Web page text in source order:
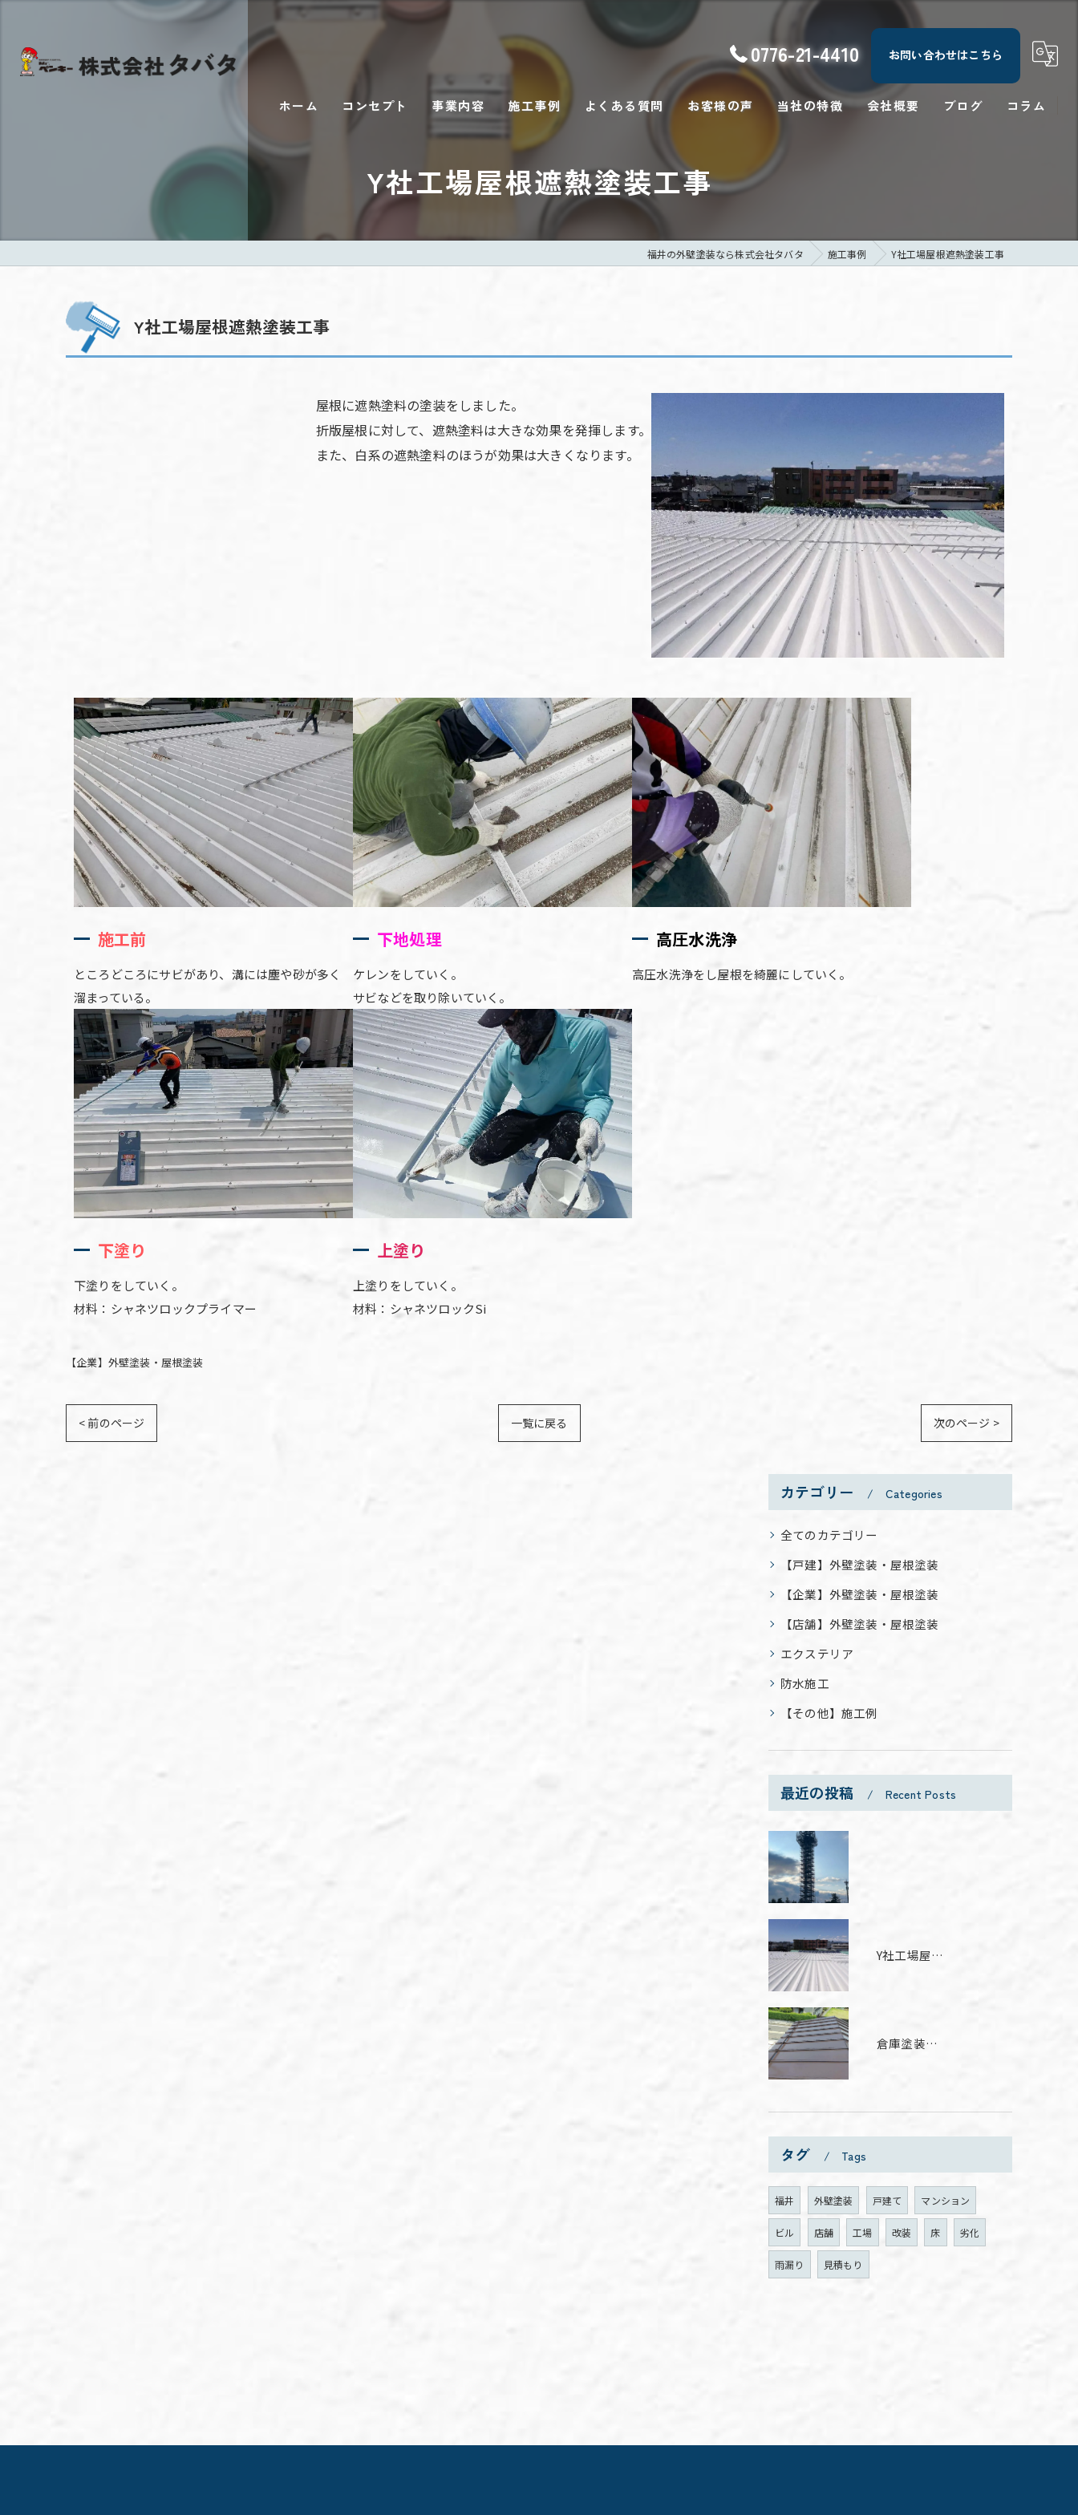
0776-21-4410 お問い合わせはこちら
ホーム コンセプト 事業内容 施工事例 よくある質問 お客様の声 当社の特徴
修繕
会社概要 ブログ コラム
Y社工場屋根遮熱塗装工事
福井の外壁塗装なら株式会社タバタ 施工事例 Y社工場屋根遮熱塗装工事
Y社工場屋根遮熱塗装工事
屋根に遮熱塗料の塗装をしました。
折版屋根に対して、遮熱塗料は大きな効果を発揮します。
また、白系の遮熱塗料のほうが効果は大きくなります。
施工前
ところどころにサビがあり、溝には塵や砂が多く
溜まっている。
下地処理
ケレンをしていく。
サビなどを取り除いていく。
高圧水洗浄
高圧水洗浄をし屋根を綺麗にしていく。
下塗り
下塗りをしていく。
材料：シャネツロックプライマー
上塗り
上塗りをしていく。
材料：シャネツロックSi
【企業】外壁塗装・屋根塗装
< 前のページ 一覧に戻る 次のページ >
カテゴリー Categories
全てのカテゴリー
【戸建】外壁塗装・屋根塗装
【企業】外壁塗装・屋根塗装
【店舗】外壁塗装・屋根塗装
エクステリア
防水施工
【その他】施工例
最近の投稿 Recent Posts
Y社工場屋根遮熱塗装工事
倉庫塗装工事
タグ Tags
福井 外壁塗装 戸建て マンション
ビル 店舗 工場 改装 床 劣化
雨漏り 見積もり